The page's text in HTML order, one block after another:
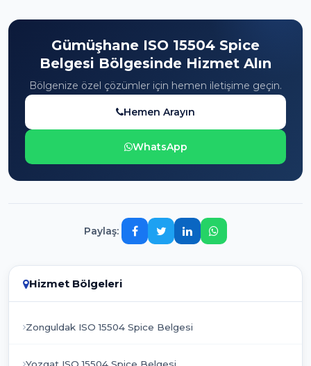
Gümüşhane ISO 15504 Spice
Belgesi Bölgesinde Hizmet Alın
Bölgenize özel çözümler için hemen iletişime geçin.
Hemen Arayın
WhatsApp
Paylaş:
Hizmet Bölgeleri
Zonguldak ISO 15504 Spice Belgesi